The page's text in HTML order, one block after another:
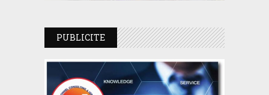
PUBLICITE